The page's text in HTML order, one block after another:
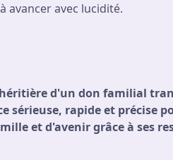
avancer avec lucidité.
d'un don familial
sérieuse, rapide et précise
et d'avenir grâce à ses